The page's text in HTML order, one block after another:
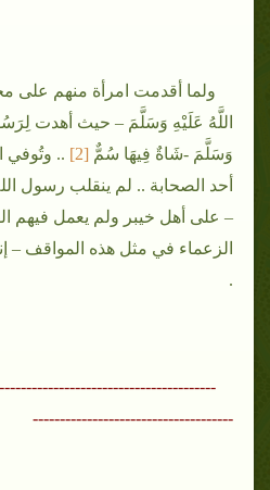
ولما أقدمت امرأة منهم على
اللَّهُ عَلَيْهِ وَسَلَّمَ – حيث أهدت
وَسَلَّمَ -شَاةٌ فِيهَا سُمٌّ [2]
.. وتُوفي
أحد الصحابة .. لم ينقلب رسول
– على أهل خيبر ولم يعمل فيهم
الزعماء في مثل هذه المواقف –
.
-------------------------------------